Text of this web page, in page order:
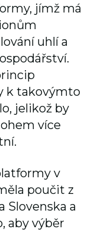
jímž má
uhlí a
k takovýmto
jelikož by
více
v
poučit z
Slovenska a
aby výběr